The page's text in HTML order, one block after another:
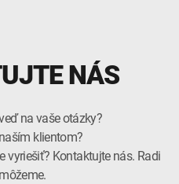
NÁS
na vaše otázky?
klientom?
vyriešiť? Kontaktujte nás. Radi